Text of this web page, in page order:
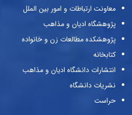
معاونت ارتباطات و امور بین الملل
پژوهشگاه ادیان و مذاهب
پژوهشکده مطالعات زن و خانواده
کتابخانه
انتشارات دانشگاه ادیان و مذاهب
نشریات دانشگاه
حراست